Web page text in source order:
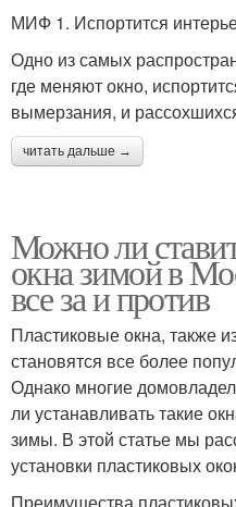
МИФ 1. Испортится
Одно из самых
где меняют окно,
вымерзания, и
читать дальше →
Можно ли
окна зимой в
все за и против
Пластиковые окна, также
становятся все более
Однако многие
ли устанавливать такие
зимы. В этой статье мы
установки пластиковых